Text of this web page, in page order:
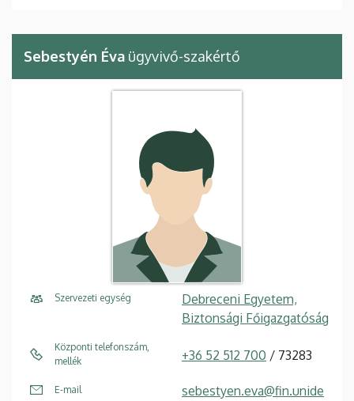
Sebestyén Éva ügyvivő-szakértő
Szervezeti egység
Debreceni Egyetem,
Biztonsági Főigazgatóság
Központi telefonszám,
mellék
+36 52 512 700 / 73283
E-mail
sebestyen.eva@fin.unide